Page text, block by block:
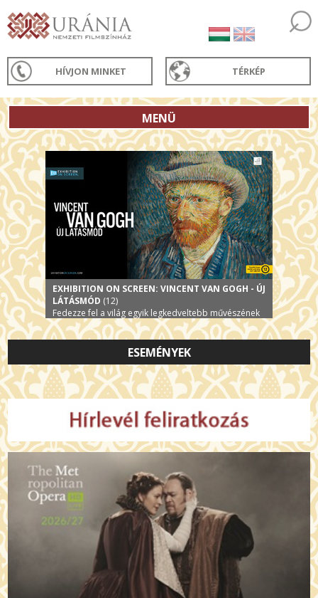
HÍVJON MINKET TÉRKÉP
MENÜ
EXHIBITION ON SCREEN: VINCENT VAN GOGH - ÚJ
LÁTÁSMÓD (12)
Fedezze fel a világ egyik legkedveltebb művészének
izgalmas történetét és ikonikus alkotásait!
ESEMÉNYEK